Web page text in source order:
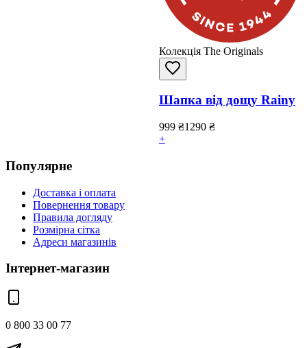
Колекція The Originals
Шапка від дощу Rainy
999 ₴1290 ₴
+
Популярне
Доставка і оплата
Повернення товару
Правила догляду
Розмірна сітка
Адреси магазинів
Інтернет-магазин
0 800 33 00 77